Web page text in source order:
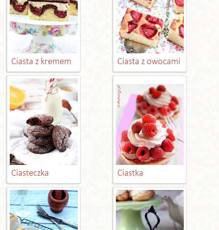
Ciasta z kremem Ciasta z owocami
Ciasteczka Ciastka